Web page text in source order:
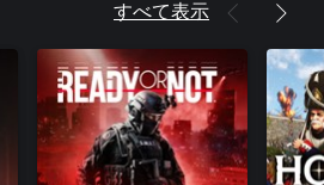
すべて表示